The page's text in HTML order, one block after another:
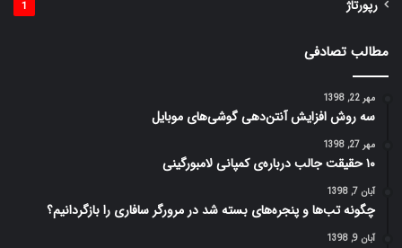
رپورتاژ 1
مطالب تصادفی
مهر 22, 1398
سه روش افزایش آنتن‌دهی گوشی‌های موبایل
مهر 27, 1398
۱۰ حقیقت جالب درباره‌ی کمپانی لامبورگینی
آبان 7, 1398
چگونه تب‌ها و پنجره‌های بسته شد در مرورگر سافاری را بازگردانیم؟
آبان 9, 1398